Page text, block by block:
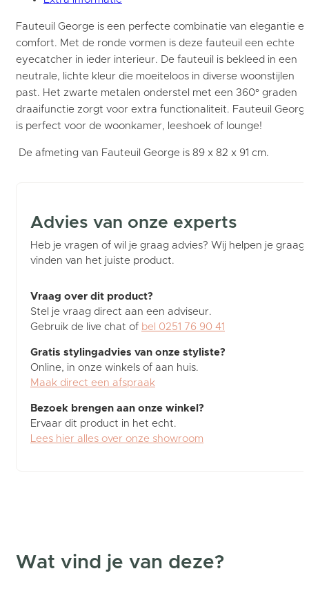
Fauteuil George is een perfecte combinatie van elegantie
comfort. Met de ronde vormen is deze fauteuil een echte
eyecatcher in ieder interieur. De fauteuil is bekleed in een
neutrale, lichte kleur die moeiteloos in diverse woonstijlen
past. Het zwarte metalen onderstel met een 360° graden
draaifunctie zorgt voor extra functionaliteit. Fauteuil
is perfect voor de woonkamer, leeshoek of lounge!
De afmeting van Fauteuil George is 89 x 82 x 91 cm.
Advies van onze experts
Heb je vragen of wil je graag advies? Wij helpen je graag
vinden van het juiste product.
Vraag over dit product?
Stel je vraag direct aan een adviseur.
Gebruik de live chat of bel 0251 76 90 41
Gratis stylingadvies van onze styliste?
Online, in onze winkels of aan huis.
Maak direct een afspraak
Bezoek brengen aan onze winkel?
Ervaar dit product in het echt.
Lees hier alles over onze showroom
Wat vind je van deze?